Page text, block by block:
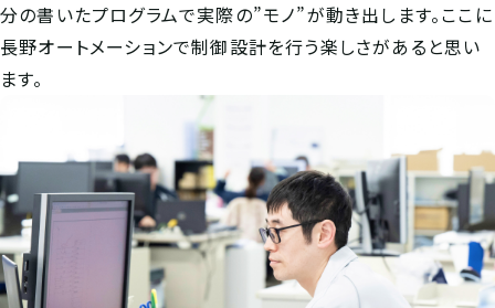
分の書いたプログラムで実際の”モノ”が動き出します。ここに
長野オートメーションで制御設計を行う楽しさがあると思い
ます。